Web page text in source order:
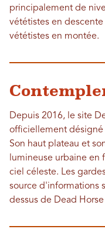
principalement de
vététistes en
vététistes en montée.
Depuis 2016, le site
officiellement désigné
Son haut plateau et
lumineuse urbaine en
ciel céleste. Les
source d'informations
dessus de Dead Horse